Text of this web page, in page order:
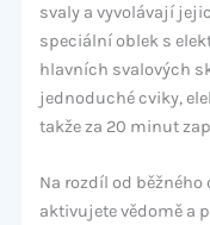
svaly a vyvolávají
speciální oblek s
hlavních svalových
jednoduché cviky,
takže za 20 minut
Na rozdíl od
aktivujete vědomě a